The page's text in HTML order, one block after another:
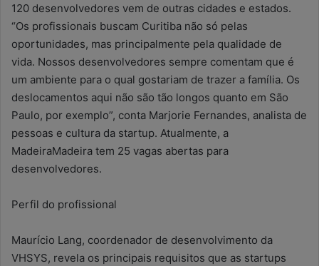
120 desenvolvedores vem de outras cidades e estados.
“Os profissionais buscam Curitiba não só pelas
oportunidades, mas principalmente pela qualidade de
vida. Nossos desenvolvedores sempre comentam que é
um ambiente para o qual gostariam de trazer a família. Os
deslocamentos aqui não são tão longos quanto em São
Paulo, por exemplo”, conta Marjorie Fernandes, analista de
pessoas e cultura da startup. Atualmente, a
MadeiraMadeira tem 25 vagas abertas para
desenvolvedores.
Perfil do profissional
Maurício Lang, coordenador de desenvolvimento da
VHSYS, revela os principais requisitos que as startups